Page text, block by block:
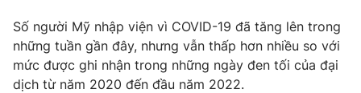
Ðiện thoại Thời báo VTV:024.66 897 897
Email:toasoan@vtv.vn
Liên hệ quảng cáo:024-7300.7108
Số người Mỹ nhập viện vì COVID-19 đã tăng lên trong
những tuần gần đây, nhưng vẫn thấp hơn nhiều so với
mức được ghi nhận trong những ngày đen tối của đại
dịch từ năm 2020 đến đầu năm 2022.